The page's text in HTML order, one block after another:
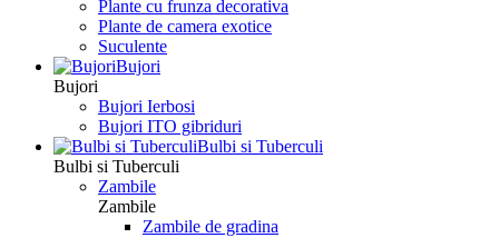
Plante cu frunza decorativa
Plante de camera exotice
Suculente
Bujori
Bujori
Bujori Ierbosi
Bujori ITO gibriduri
Bulbi si Tuberculi
Bulbi si Tuberculi
Zambile
Zambile
Zambile de gradina